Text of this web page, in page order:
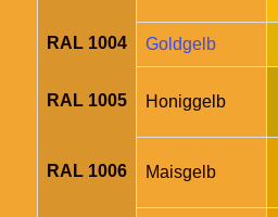
RAL 1004 Goldgelb
RAL 1005 Honiggelb
RAL 1006 Maisgelb